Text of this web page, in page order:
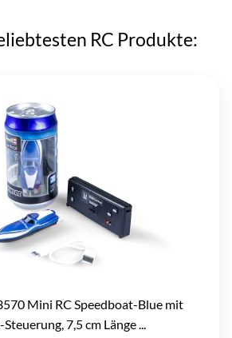
RC Produkte:
Mini RC Speedboat-Blue mit
7,5 cm Länge ...